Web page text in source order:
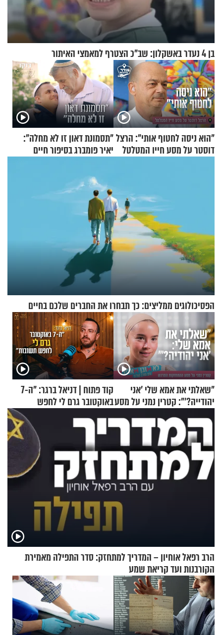
בן 4 נעדר באשקלון: שב"כ הצטרף למאמצי האיתור
"הוא ניסה לחטוף אותי": הרצל
דוסטר על מסע חייו המטלטל
"תסמונת דאון זו לא מחלה":
יאיר פומברג בסיפור חיים
הפסיכולוגים ממליצים: כך תבחרו את החברים שלכם בחיים
"שאלתי את אמא שלי 'אני
יהודייה?'": קטרין נמני על מסע
ההתחזקות המרגש
קוד פתוח | דניאל ברגר: "ה-7
באוקטובר גרם לי לחפש
תשובות"
הרב רפאל אוחיון – המדריך למתחזק: סדר התפילה מאמירת
הקורבנות ועד קריאת שמע